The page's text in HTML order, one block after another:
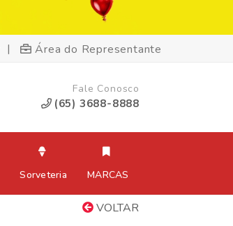
| Área do Representante
Fale Conosco
(65) 3688-8888
Sorveteria MARCAS
VOLTAR